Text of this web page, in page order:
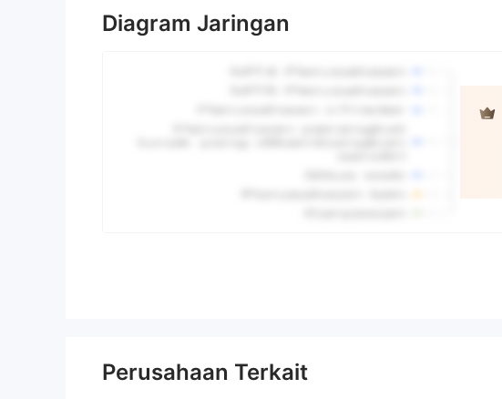
Diagram Jaringan
Perusahaan Terkait